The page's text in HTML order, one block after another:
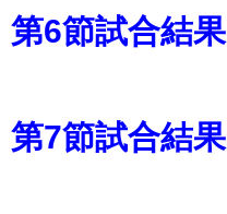
第6節試合結果
第7節試合結果